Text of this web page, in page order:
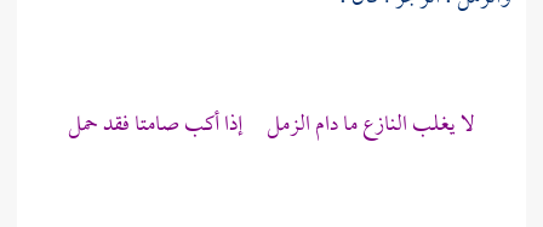
لا يغلب النازع ما دام الزمل إذا أكب صامتا فقد حمل